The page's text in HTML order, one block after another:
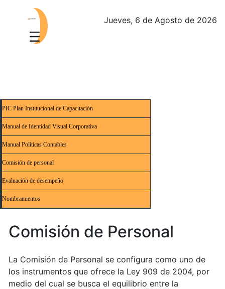
Jueves, 6 de Agosto de 2026
PIC Plan Institucional de Capacitación
Manual de Identidad Visual Corporativa
Manual Políticas Contables
Comisión de personal
Evaluación de desempeño
Nombramientos
Comisión de Personal
La Comisión de Personal se configura como uno de
los instrumentos que ofrece la Ley 909 de 2004, por
medio del cual se busca el equilibrio entre la